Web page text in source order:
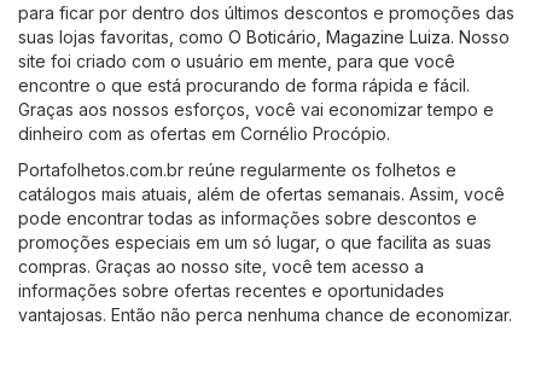
para ficar por dentro dos últimos descontos e promoções das
suas lojas favoritas, como O Boticário Magazine Luiza. Nosso
site foi criado com o usuário em mente, para que você
encontre o que está procurando de forma rápida e fácil.
Graças aos nossos esforços, você vai economizar tempo e
dinheiro com as ofertas em Cornélio Procópio.
Portafolhetos.com.br reúne regularmente os folhetos e
catálogos mais atuais, além de ofertas semanais. Assim, você
pode encontrar todas as informações sobre descontos e
promoções especiais em um só lugar, o que facilita as suas
compras. Graças ao nosso site, você tem acesso a
informações sobre ofertas recentes e oportunidades
vantajosas. Então não perca nenhuma chance de economizar.